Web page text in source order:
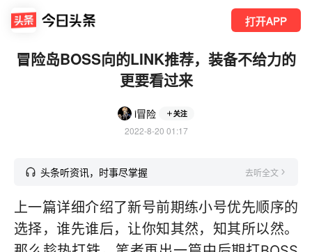
打开APP
冒险岛BOSS向的LINK推荐，装备不给力的
更要看过来
i冒险 关注
2022-8-20 01:17
头条听资讯，时事尽掌握 去听全文
上一篇详细介绍了新号前期练小号优先顺序的
选择，谁先谁后，让你知其然，知其所以然。